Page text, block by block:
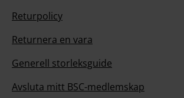
Returpolicy
Returnera en vara
Generell storleksguide
Avsluta mitt BSC-medlemskap